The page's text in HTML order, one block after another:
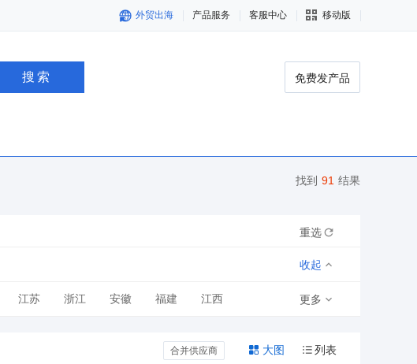
外贸出海 产品服务 客服中心 移动版
搜索 免费发产品
找到 91 结果
重选
收起
江苏 浙江 安徽 福建 江西 更多
合并供应商 列表
大图